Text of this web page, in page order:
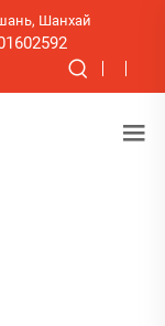
Шанхай